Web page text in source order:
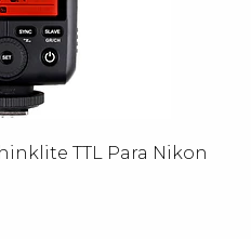
TTL Para Nikon